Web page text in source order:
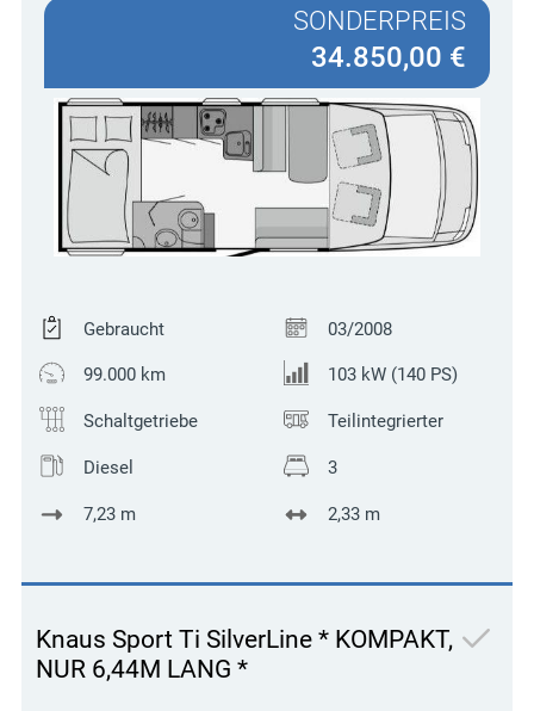
SONDERPREIS
34.850,00 €
Gebraucht 03/2008
99.000 km 103 kW (140 PS)
Schaltgetriebe Teilintegrierter
Diesel 3
7,23 m 2,33 m
Knaus Sport Ti SilverLine * KOMPAKT,
NUR 6,44M LANG *